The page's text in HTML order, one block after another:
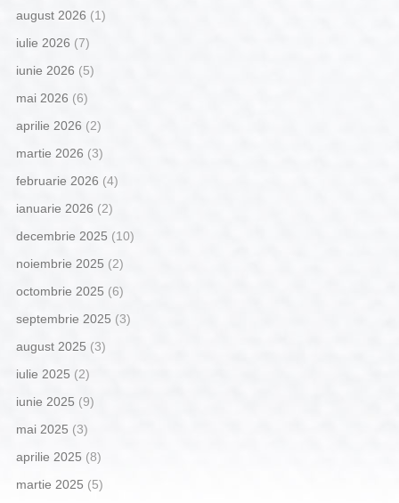
august 2026 (1)
iulie 2026 (7)
iunie 2026 (5)
mai 2026 (6)
aprilie 2026 (2)
martie 2026 (3)
februarie 2026 (4)
ianuarie 2026 (2)
decembrie 2025 (10)
noiembrie 2025 (2)
octombrie 2025 (6)
septembrie 2025 (3)
august 2025 (3)
iulie 2025 (2)
iunie 2025 (9)
mai 2025 (3)
aprilie 2025 (8)
martie 2025 (5)